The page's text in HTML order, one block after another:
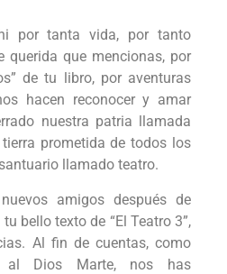
por tanta vida, por tanto
querida que mencionas, por
de tu libro, por aventuras
hacen reconocer y amar
nuestra patria llamada
prometida de todos los
llamado teatro.
amigos después de
bello texto de “El Teatro 3”,
Al fin de cuentas, como
al Dios Marte, nos has